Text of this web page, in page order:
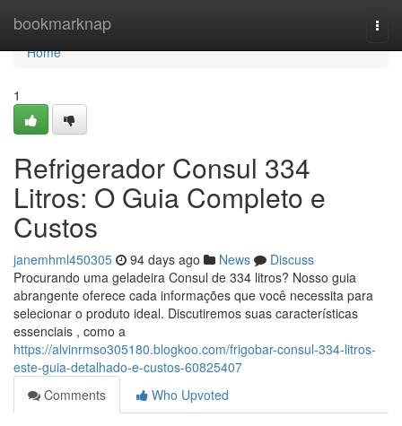
bookmarknap
Home
Home
1
Refrigerador Consul 334
Litros: O Guia Completo e
Custos
janemhml450305 94 days ago News
Discuss
Procurando uma geladeira Consul de 334 litros? Nosso guia
abrangente oferece cada informações que você necessita para
selecionar o produto ideal. Discutiremos suas características
essenciais , como a
https://alvinrmso305180.blogkoo.com/frigobar-consul-334-litros-
este-guia-detalhado-e-custos-60825407
Comments
Who Upvoted